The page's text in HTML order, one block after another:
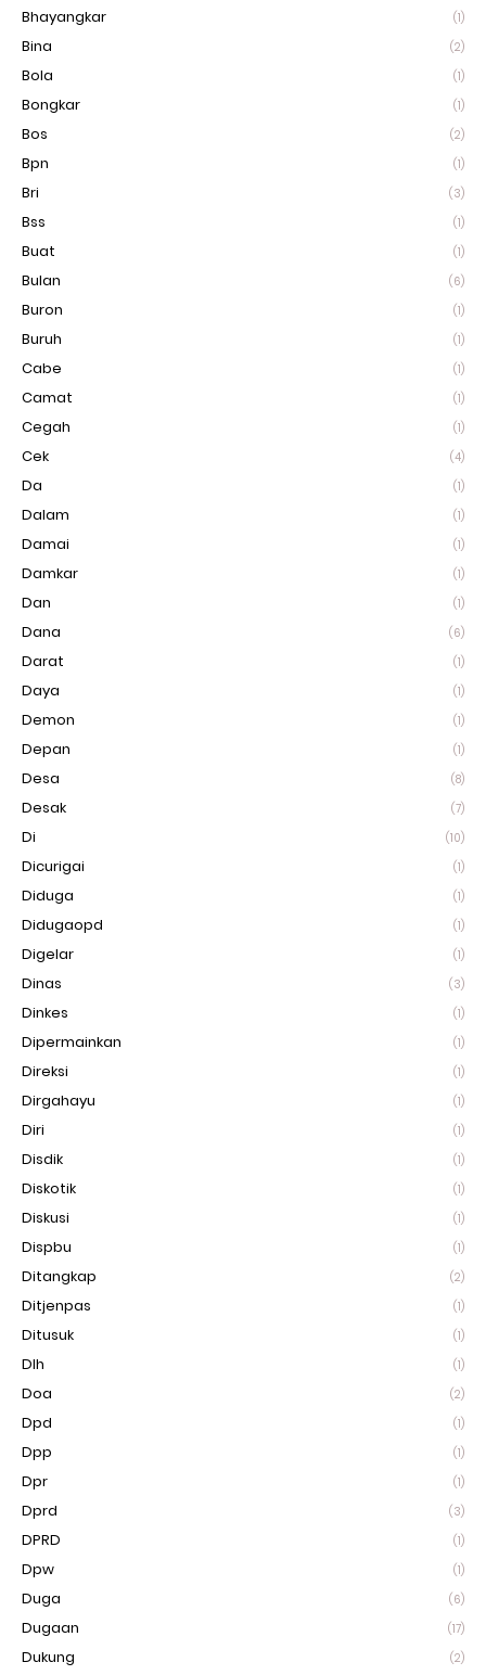
Bhayangkar (1)
Bina (2)
Bola (1)
Bongkar (1)
Bos (2)
Bpn (1)
Bri (3)
Bss (1)
Buat (1)
Bulan (6)
Buron (1)
Buruh (1)
Cabe (1)
Camat (1)
Cegah (1)
Cek (4)
Da (1)
Dalam (1)
Damai (1)
Damkar (1)
Dan (1)
Dana (6)
Darat (1)
Daya (1)
Demon (1)
Depan (1)
Desa (8)
Desak (7)
Di (10)
Dicurigai (1)
Diduga (1)
Didugaopd (1)
Digelar (1)
Dinas (3)
Dinkes (1)
Dipermainkan (1)
Direksi (1)
Dirgahayu (1)
Diri (1)
Disdik (1)
Diskotik (1)
Diskusi (1)
Dispbu (1)
Ditangkap (2)
Ditjenpas (1)
Ditusuk (1)
Dlh (1)
Doa (2)
Dpd (1)
Dpp (1)
Dpr (1)
Dprd (3)
DPRD (1)
Dpw (1)
Duga (6)
Dugaan (17)
Dukung (2)